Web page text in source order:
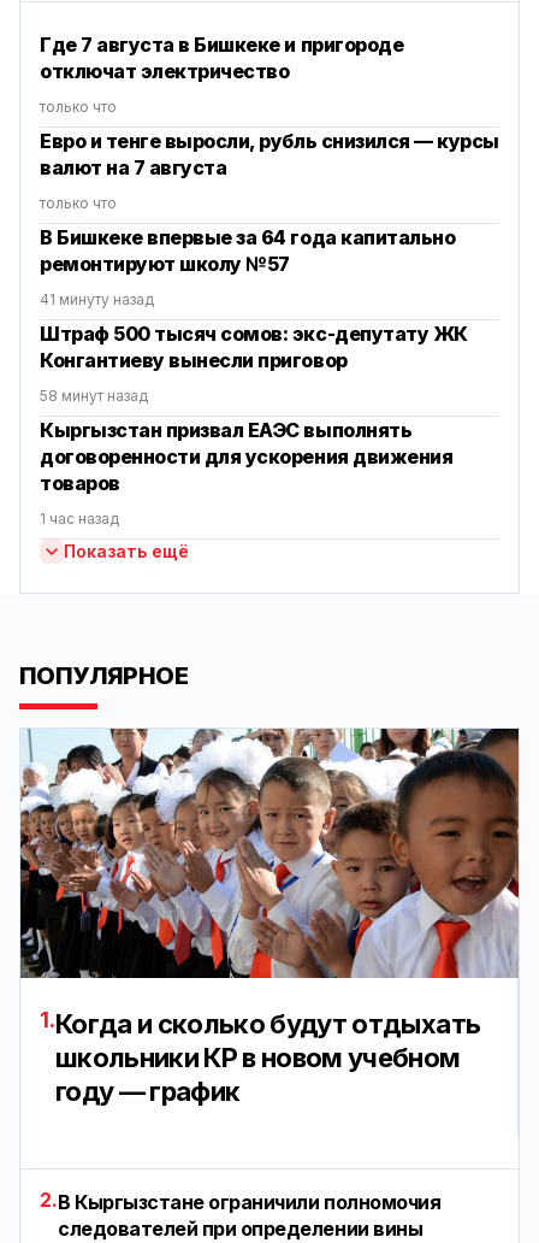
Где 7 августа в Бишкеке и пригороде
отключат электричество
только что
Евро и тенге выросли, рубль снизился — курсы
валют на 7 августа
только что
В Бишкеке впервые за 64 года капитально
ремонтируют школу №57
41 минуту назад
Штраф 500 тысяч сомов: экс-депутату ЖК
Конгантиеву вынесли приговор
58 минут назад
Кыргызстан призвал ЕАЭС выполнять
договоренности для ускорения движения
товаров
1 час назад
Показать ещё
ПОПУЛЯРНОЕ
1.Когда и сколько будут отдыхать
школьники КР в новом учебном
году — график
2.В Кыргызстане ограничили полномочия
следователей при определении вины